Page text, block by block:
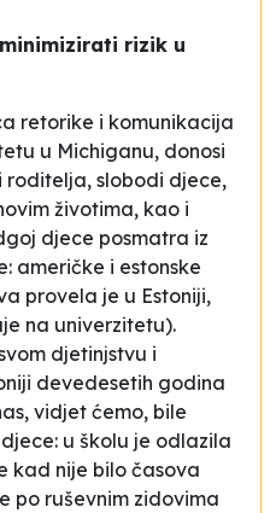
rizik u
retorike i komunikacija
u Michiganu, donosi
roditelja, slobodi djece,
životima, kao i
djece posmatra iz
američke i estonske
provela je u Estoniji,
na univerzitetu).
djetinjstvu i
devedesetih godina
vidjet ćemo, bile
u školu je odlazila
kad nije bilo časova
po ruševnim zidovima